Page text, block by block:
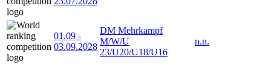
01.09 -
03.09.2028
DM Mehrkampf
M/W/U
23/U20/U18/U16
n.n.